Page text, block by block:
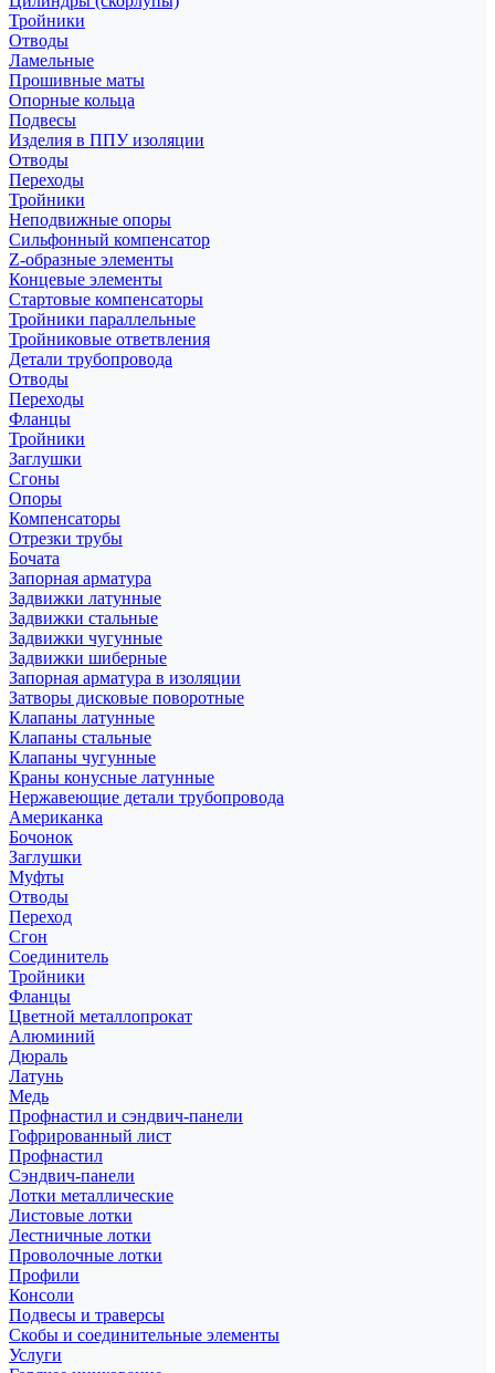
Тройники
Отводы
Ламельные
Прошивные маты
Опорные кольца
Подвесы
Изделия в ППУ изоляции
Отводы
Переходы
Тройники
Неподвижные опоры
Cильфонный компенсатор
Z-образные элементы
Концевые элементы
Стартовые компенсаторы
Тройники параллельные
Тройниковые ответвления
Детали трубопровода
Отводы
Переходы
Фланцы
Тройники
Заглушки
Сгоны
Опоры
Компенсаторы
Отрезки трубы
Бочата
Запорная арматура
Задвижки латунные
Задвижки стальные
Задвижки чугунные
Задвижки шиберные
Запорная арматура в изоляции
Затворы дисковые поворотные
Клапаны латунные
Клапаны стальные
Клапаны чугунные
Краны конусные латунные
Нержавеющие детали трубопровода
Американка
Бочонок
Заглушки
Муфты
Отводы
Переход
Сгон
Соединитель
Тройники
Фланцы
Цветной металлопрокат
Алюминий
Дюраль
Латунь
Медь
Профнастил и сэндвич-панели
Гофрированный лист
Профнастил
Сэндвич-панели
Лотки металлические
Листовые лотки
Лестничные лотки
Проволочные лотки
Профили
Консоли
Подвесы и траверсы
Скобы и соединительные элементы
Услуги